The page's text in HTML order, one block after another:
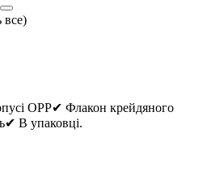
все)
OPP✔ Флакон крейдяного
В упаковці.